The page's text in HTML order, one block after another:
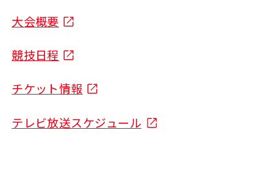
大会概要
競技日程
チケット情報
テレビ放送スケジュール